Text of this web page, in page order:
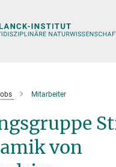
Mitarbeiter
von